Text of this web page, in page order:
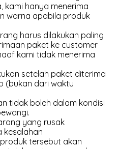
kami hanya menerima
warna apabila produk
harus dilakukan paling
paket ke customer
kami tidak menerima
setelah paket diterima
(bukan dari waktu
tidak boleh dalam kondisi
yang rusak
kesalahan
tersebut akan